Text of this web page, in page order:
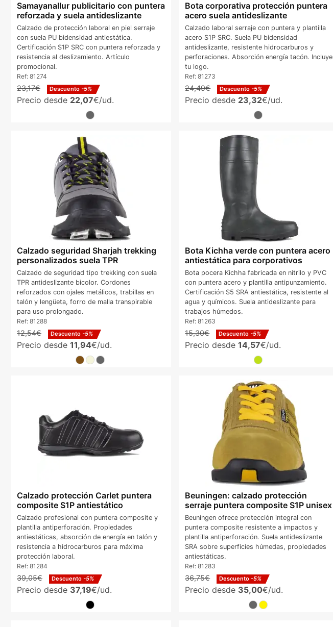
Samayanallur publicitario con puntera
reforzada y suela antideslizante
Calzado de protección laboral en piel serraje
con suela PU bidensidad antiestática.
Certificación S1P SRC con puntera reforzada y
resistencia al deslizamiento. Artículo
promocional.
Ref: 81274
23,17€ Descuento -5%
Precio desde 22,07€/ud.
Bota corporativa protección puntera
acero suela antideslizante
Calzado laboral serraje con puntera y plantilla
acero S1P SRC. Suela PU bidensidad
antideslizante, resistente hidrocarburos y
perforaciones. Absorción energía tacón. Incluye
tu logo.
Ref:81273
24,49€ Descuento -5%
Precio desde 23,32€/ud.
Calzado seguridad Sharjah trekking
personalizados suela TPR
Calzado de seguridad tipo trekking con suela
TPR antideslizante bicolor. Cordones
reforzados con ojales metálicos, trabillas en
talón y lengüeta, forro de malla transpirable
para uso prolongado.
Ref: 81288
12,54€ Descuento -5%
Precio desde 11,94€/ud.
Bota Kichha verde con puntera acero
antiestática para corporativos
Bota pocera Kichha fabricada en nitrilo y PVC
con puntera acero y plantilla antipunzamiento.
Certificación S5 SRA antiestática, resistente al
agua y químicos. Suela antideslizante para
trabajos húmedos.
Ref:81263
15,30€ Descuento -5%
Precio desde14,57€/ud.
Calzado protección Carlet puntera
composite S1P antiestático
Calzado profesional con puntera composite y
plantilla antiperforación. Propiedades
antiestáticas, absorción de energía en talón y
resistencia a hidrocarburos para máxima
protección laboral.
Ref: 81284
39,05€ Descuento -5%
Precio desde 37,19€/ud.
Beuningen: calzado protección
serraje puntera composite S1P unisex
Beuningen ofrece protección integral con
puntera composite resistente a impactos y
plantilla antiperforación. Suela antideslizante
SRA sobre superficies húmedas, propiedades
antiestáticas.
Ref:81283
36,75€ Descuento -5%
Precio desde 35,00€/ud.